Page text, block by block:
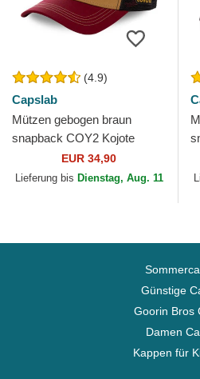
(4.9)
Capslab
Mützen gebogen braun
snapback COY2 Kojote
Looney Tunes von Capslab
EUR 34,90
Lieferung bis Dienstag, Aug. 11
Günstige
Goorin Bros
Damen
Kappen für